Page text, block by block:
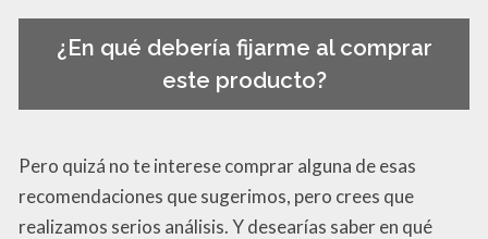
¿En qué debería fijarme al comprar
este producto?
Pero quizá no te interese comprar alguna de esas
recomendaciones que sugerimos, pero crees que
realizamos serios análisis. Y desearías saber en qué